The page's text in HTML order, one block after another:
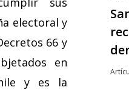
electoral y
66 y
en
y es la